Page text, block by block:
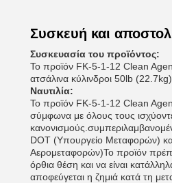
Συσκευή και
Συσκευασία του προϊόντος:
Το προϊόν FK-5-1-12 Clean
ατσάλινα κύλινδροι 50lb (22.7kg).
Ναυτιλία:
Το προϊόν FK-5-1-12 Clean
σύμφωνα με όλους τους
DOT (Υπουργείο Μεταφορών)
Αερομεταφορών)Το προϊόν
όρθια θέση και να είναι
αποφεύγεται η ζημιά κατά τη